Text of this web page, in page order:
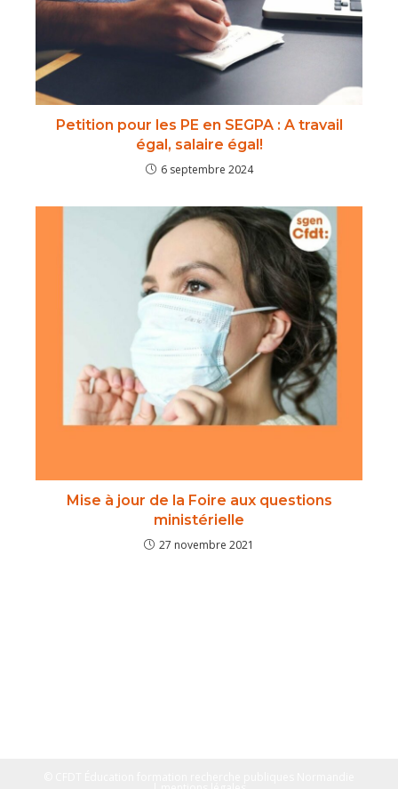
Petition pour les PE en SEGPA : A travail
égal, salaire égal!
6 septembre 2024
Mise à jour de la Foire aux questions
ministérielle
27 novembre 2021